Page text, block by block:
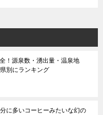
！源泉数・湧出量・温泉地
別にランキング
に多いコーヒーみたいな幻の